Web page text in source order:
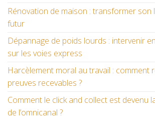
Rénovation de maison : transformer son
futur
Dépannage de poids lourds : intervenir
sur les voies express
Harcèlement moral au travail : comment
preuves recevables ?
Comment le click and collect est devenu
de l’omnicanal ?